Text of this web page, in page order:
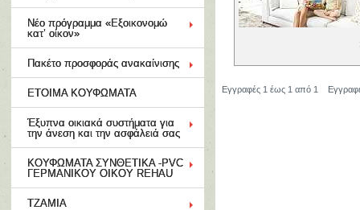
Νέο πρόγραμμα «Εξοικονομώ
κατ’ οίκον»
Πακέτο προσφοράς ανακαίνισης
ΕΤΟΙΜΑ ΚΟΥΦΩΜΑΤΑ
Έξυπνα οικιακά συστήματα για
την άνεση και την ασφάλειά σας
ΚΟΥΦΩΜΑΤΑ ΣΥΝΘΕΤΙΚΑ -PVC
ΓΕΡΜΑΝΙΚΟΥ ΟΙΚΟΥ REHAU
ΤΖΑΜΙΑ
Εγγραφές 1 έως 1 από 1